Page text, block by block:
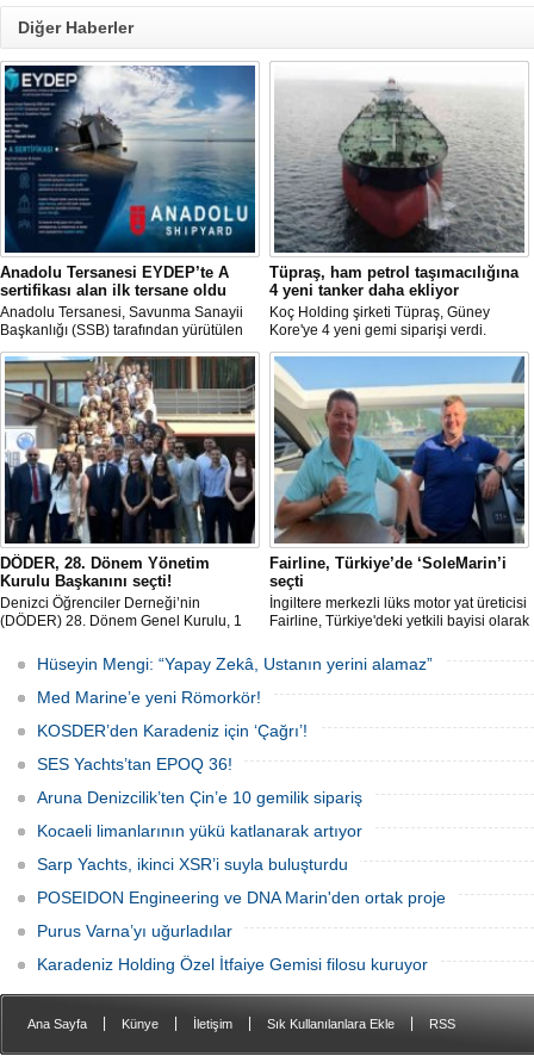
Diğer Haberler
Anadolu Tersanesi EYDEP’te A
sertifikası alan ilk tersane oldu
Anadolu Tersanesi, Savunma Sanayii
Başkanlığı (SSB) tarafından yürütülen
Endüstriyel Yetkinlik Değerlendirme ve
Destekleme Programı
(EYDEP)kapsamında, A Sertifikası
almaya hak kazanan ilk tersane oldu.
Tüpraş, ham petrol taşımacılığına
4 yeni tanker daha ekliyor
Koç Holding şirketi Tüpraş, Güney
Kore'ye 4 yeni gemi siparişi verdi.
Toplam yatırım tutarı 370 milyon doları
aşan, her biri yaklaşık 157.000 DWT
taşıma kapasitesine sahip tankerlerin
2029 yılı içerisinde teslim alınması
planlanıyor.
DÖDER, 28. Dönem Yönetim
Kurulu Başkanını seçti!
Denizci Öğrenciler Derneği’nin
(DÖDER) 28. Dönem Genel Kurulu, 1
Sanayicileri Birliği (GİSBİR) ev
sahipliğinde gerçekleştirildi.
Fairline, Türkiye’de ‘SoleMarin’i
seçti
İngiltere merkezli lüks motor yat üreticisi
Fairline, Türkiye'deki yetkili bayisi olarak
Hüseyin Mengi: “Yapay Zekâ, Ustanın yerini alamaz”
Med Marine’e yeni Römorkör!
KOSDER’den Karadeniz için ‘Çağrı’!
SES Yachts’tan EPOQ 36!
Aruna Denizcilik’ten Çin’e 10 gemilik sipariş
Kocaeli limanlarının yükü katlanarak artıyor
Sarp Yachts, ikinci XSR’i suyla buluşturdu
POSEIDON Engineering ve DNA Marin'den ortak proje
Purus Varna’yı uğurladılar
Karadeniz Holding Özel İtfaiye Gemisi filosu kuruyor
Ana Sayfa Künye İletişim Sık Kullanılanlara Ekle RSS